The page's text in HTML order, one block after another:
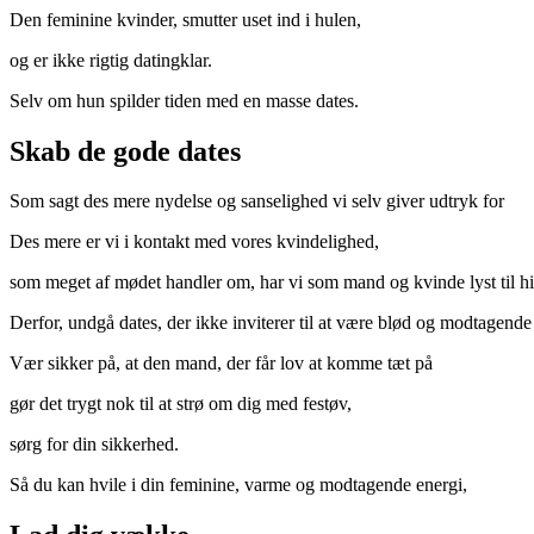
Den feminine kvinder, smutter uset ind i hulen,
og er ikke rigtig datingklar.
Selv om hun spilder tiden med en masse dates.
Skab de gode dates
Som sagt des mere nydelse og sanselighed vi selv giver udtryk for
Des mere er vi i kontakt med vores kvindelighed,
som meget af mødet handler om, har vi som mand og kvinde lyst til
Derfor, undgå dates, der ikke inviterer til at være blød og modtagende
Vær sikker på, at den mand, der får lov at komme tæt på
gør det trygt nok til at strø om dig med festøv,
sørg for din sikkerhed.
Så du kan hvile i din feminine, varme og modtagende energi,